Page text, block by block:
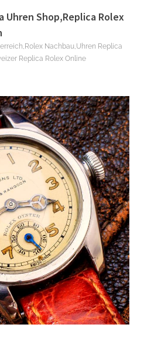
Uhren Shop,Replica Rolex
Nachbau,Uhren Replica
Replica Rolex Online